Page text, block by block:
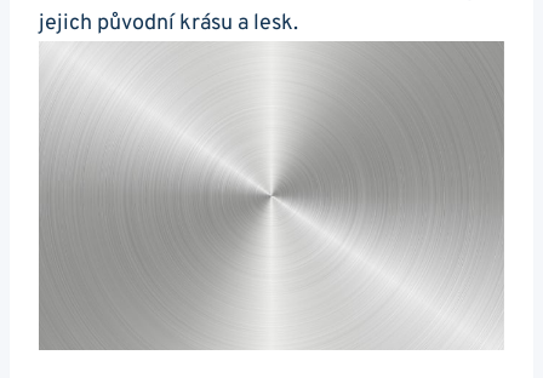
jejich původní krásu a lesk.